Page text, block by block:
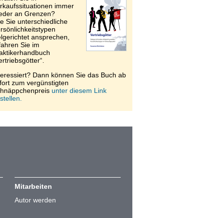
immer
an Grenzen?
Sie unterschiedliche
ansprechen,
Sie im
Dann können Sie das Buch ab
zum vergünstigten
unter diesem Link
Mitarbeiten
Autor werden